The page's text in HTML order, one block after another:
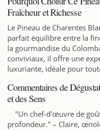
Fraîcheur et Richesse
Le Pineau de Charentes
parfait équilibre entre la
la gourmandise du
conviviaux, il offre une
luxuriante, idéale pour
Commentaires de
et des Sens
"Un chef-d'œuvre de
profondeur." – Claire,